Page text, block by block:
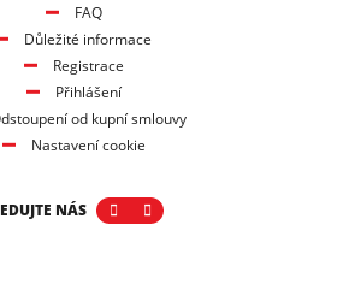
FAQ
Důležité informace
Registrace
Přihlášení
od kupní smlouvy
Nastavení cookie
NÁS